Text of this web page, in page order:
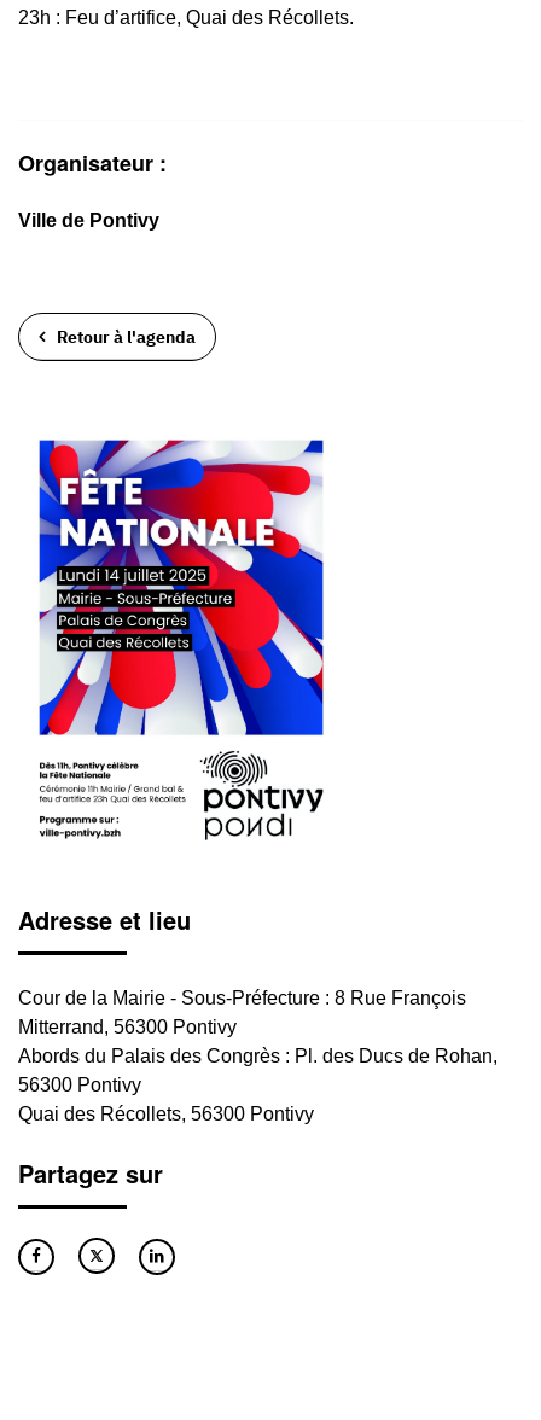
23h : Feu d’artifice, Quai des Récollets.
Organisateur :
Ville de Pontivy
Retour à l'agenda
Adresse et lieu
Cour de la Mairie - Sous-Préfecture : 8 Rue François
Mitterrand, 56300 Pontivy
Abords du Palais des Congrès : Pl. des Ducs de Rohan,
56300 Pontivy
Quai des Récollets, 56300 Pontivy
Partagez sur